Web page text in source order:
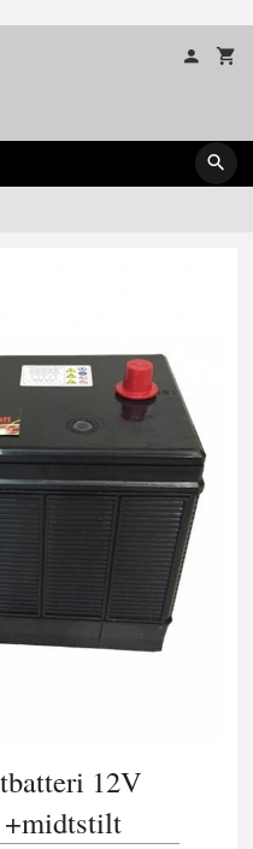
12V
+midtstilt